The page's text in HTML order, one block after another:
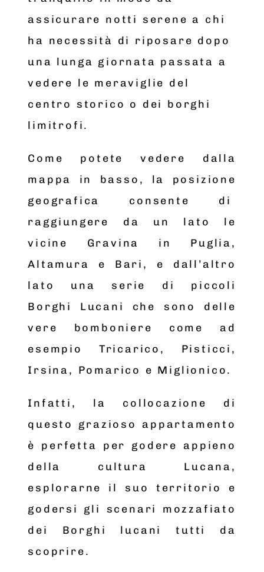
assicurare notti serene a chi
ha necessità di riposare dopo
una lunga giornata passata a
vedere le meraviglie del
centro storico o dei borghi
limitrofi.
Come potete vedere dalla
mappa in basso, la posizione
geografica consente di
raggiungere da un lato le
vicine Gravina in Puglia,
Altamura e Bari, e dall’altro
lato una serie di piccoli
Borghi Lucani che sono delle
vere bomboniere come ad
esempio Tricarico, Pisticci,
Irsina, Pomarico e Miglionico.
Infatti, la collocazione di
questo grazioso appartamento
è perfetta per godere appieno
della cultura Lucana,
esplorarne il suo territorio e
godersi gli scenari mozzafiato
dei Borghi lucani tutti da
scoprire.